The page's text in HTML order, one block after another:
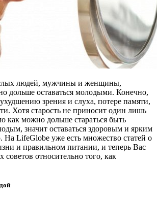
людей, мужчины и женщины,
дольше оставаться молодыми. Конечно,
зрения и слуха, потере памяти,
Хотя старость не приносит один лишь
как можно дольше стараться быть
значит оставаться здоровым и ярким
На LifeGlobe уже есть множество статей о
и правильном питании, и теперь Вас
советов относительно того, как